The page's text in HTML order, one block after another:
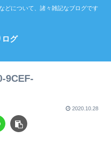
どについて、諸々雑記なブログです
ログ
9CEF-
2020.10.28